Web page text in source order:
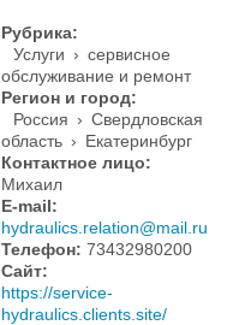
Рубрика:
Услуги › сервисное
обслуживание и ремонт
Регион и город:
Россия › Свердловская
область › Екатеринбург
Контактное лицо:
Михаил
E-mail:
hydraulics.relation@mail.ru
Телефон: 73432980200
Сайт:
https://service-
hydraulics.clients.site/